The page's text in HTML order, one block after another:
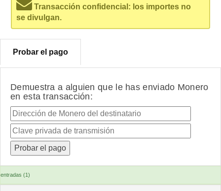
Transacción confidencial: los importes no
se divulgan.
Probar el pago
Demuestra a alguien que le has enviado Monero
en esta transacción:
entradas (1)